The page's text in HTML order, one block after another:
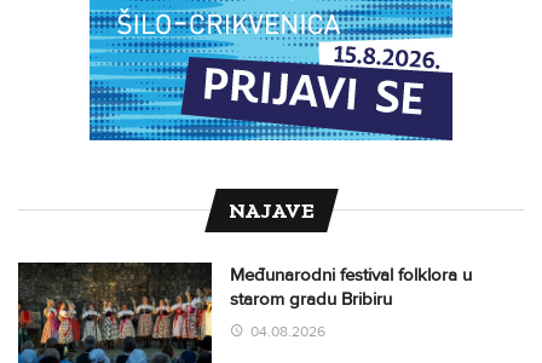
NAJAVE
Međunarodni festival folklora u
starom gradu Bribiru
04.08.2026